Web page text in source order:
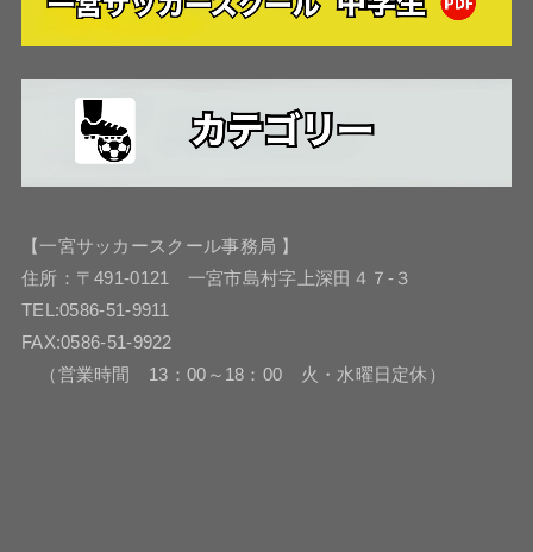
【一宮サッカースクール事務局 】
住所：〒491-0121 一宮市島村字上深田４７-３
TEL:0586-51-9911
FAX:0586-51-9922
（営業時間 13：00～18：00 火・水曜日定休）